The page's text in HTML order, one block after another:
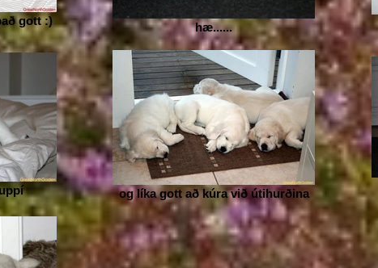
gott :) hæ......
og líka gott að kúra við útihurðina